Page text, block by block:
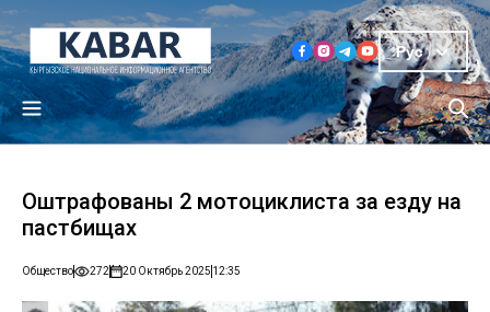
Рус
Оштрафованы 2 мотоциклиста за езду на
пастбищах
Общество 272 20 Октябрь 2025 12:35